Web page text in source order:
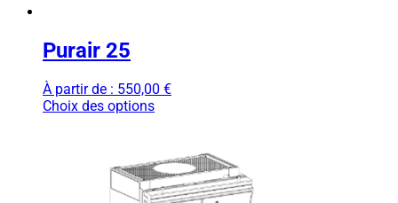
Purair 25
À partir de : 550,00 €
Choix des options